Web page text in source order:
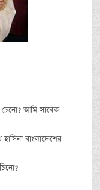
চেনো? আমি সাবেক
বাংলাদেশের